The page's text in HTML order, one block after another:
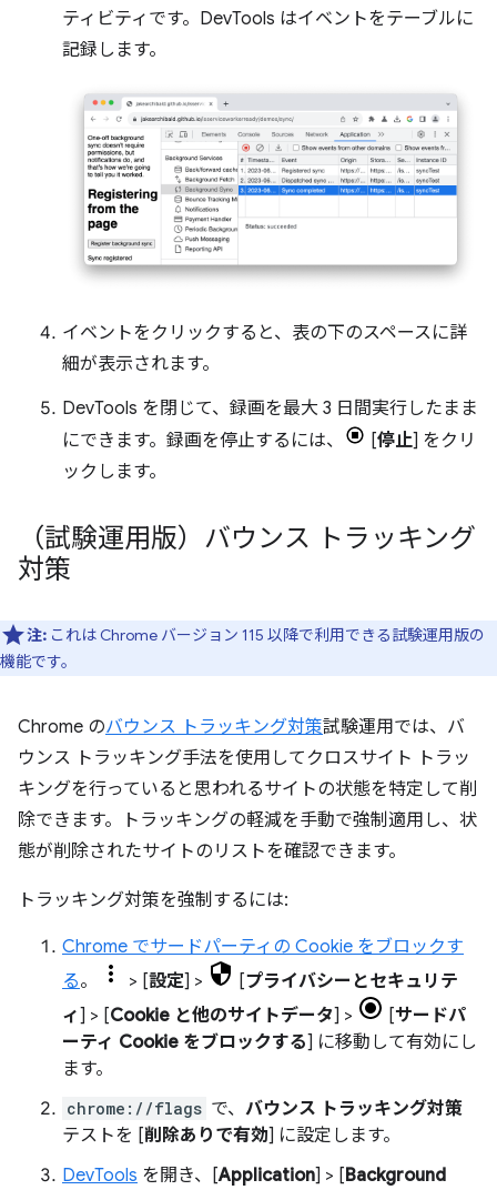
ティビティです。DevTools はイベントをテーブルに
記録します。
イベントをクリックすると、表の下のスペースに詳
細が表示されます。
DevTools を閉じて、録画を最大 3 日間実行したまま
にできます。録画を停止するには、
[停止] をクリ
ックします。
（試験運用版）バウンス トラッキング
対策
注: これは Chrome バージョン 115 以降で利用できる試験運用版の
機能です。
Chrome のバウンス トラッキング対策試験運用では、バ
ウンス トラッキング手法を使用してクロスサイト トラッ
キングを行っていると思われるサイトの状態を特定して削
除できます。トラッキングの軽減を手動で強制適用し、状
態が削除されたサイトのリストを確認できます。
トラッキング対策を強制するには:
Chrome でサードパーティの Cookie をブロックす
る。 > [設定] > [プライバシーとセキュリテ
ィ ] > [Cookie と他のサイトデータ] > [サードパ
ーティ Cookie をブロックする] に移動して有効にし
ます。
chrome://flags で、 バウンス トラッキング対策
テストを [削除ありで有効] に設定します。
DevTools を開き、[Application] > [Background